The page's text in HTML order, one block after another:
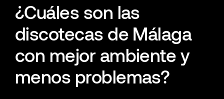
¿Cuáles son las
discotecas de Málaga
con mejor ambiente y
menos problemas?